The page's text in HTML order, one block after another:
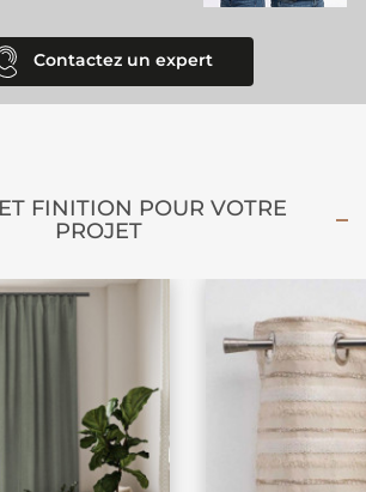
Contactez un expert
FINITION POUR VOTRE
PROJET